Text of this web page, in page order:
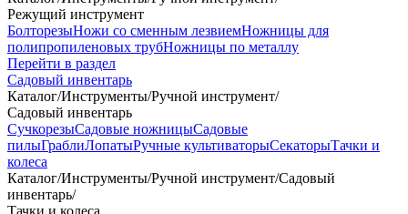
Режущий инструмент
БолторезыНожи со сменным лезвиемНожницы для
полипропиленовых трубНожницы по металлу
Перейти в раздел
Садовый инвентарь
Каталог/Инструменты/Ручной инструмент/
Садовый инвентарь
СучкорезыСадовые ножницыСадовые
пилыГраблиЛопатыРучные культиваторыСекаторыТачки и
колеса
Каталог/Инструменты/Ручной инструмент/Садовый
инвентарь/
Тачки и колеса